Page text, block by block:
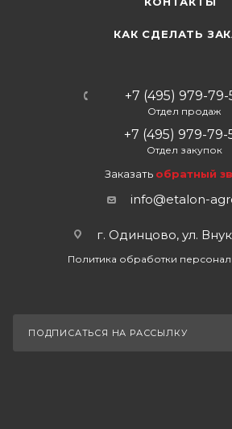
КАК СДЕЛАТЬ
+7 (495) 979-79-
Отдел продаж
+7 (495) 979-79-
Отдел закупок
Заказать обратный
info@etalon-
г. Одинцово, ул.
Политика обработки
ПОДПИСАТЬСЯ НА РАССЫЛКУ